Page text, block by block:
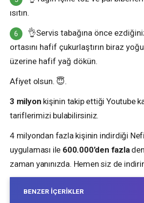
ısıtın.
👌Servis tabağına önce
ortasını hafif çukurlaştırın biraz
üzerine hafif yağ dökün.
Afiyet olsun. 😇.
3 milyon kişinin takip ettiği Youtube
tariflerimizi bulabilirsiniz.
4 milyondan fazla kişinin indirdiği
uygulaması ile 600.000’den fazla
zaman yanınızda. Hemen siz de
BENZER İÇERIKLER